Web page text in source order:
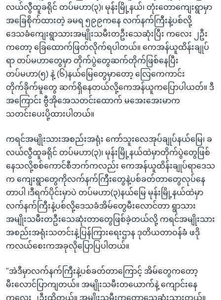
လယ်လွီထူခရိုင် တပ်မဟာ(၃)၊ မုန်းမြို့နယ်၊ တုံးတောကျေးရွာမှာ
အခြေစိုက်ထားတဲ့ ခမရ ၅၉၉ကနေ လက်နက်ကြီးနဲ့ပစ်လို့
ဒေသခံကျေးရွာသားအမျိုးသမီးတဦးသေဆုံးပြီး ကလေး ၂ဦး
ကတော့ ခြေထောက်ဖြတ်လိုက်ရပါတယ်။ ကေအန်ယူထိန်းချုပ်
ရာ တပ်မဟာတွေမှာ တိုက်ပွဲတွေဆက်တိုက်ဖြစ်နေပြီး
တပ်မဟာ(၅) နဲ့ (၆)နယ်မြေတွေမှာတော့ လြေကေကာင်း
တိုက်ခိုက်မူတွေ ဆက်ရှိနေတယ်လို့ကေအန်ယူကပြောပါယတ်။ ဒီ
အကြောင်း ဗွီအိုအေသတင်းထောက် မအေးအေးမာက
သတင်းပေးပို့ထားပါတယ်။
ကရင်အမျိုးသားအစည်းအရုံး ကော်သူးလေအုပ်ချုပ်နယ်မြေ၊ ခ
လယ်လွီထူခရိုင် တပ်မဟာ(၃)၊ မုန်းမြို့နယ်ထဲမှာတိုက်ပွဲတွေဖြစ်
နေသလို့စစ်ကောင်စီဘက်ကလည်း ကေအန်ယူထိန်းချုပ်ရာဒေသ
က ကျေးရွာတွေကိုလက်နက်ကြီးတွေနဲ့ပစ်ခတ်တာတွေလုပ်နေ
တာပါ ၊ဒီရက်ပိုင်းမှာပဲ တပ်မဟာ(၃)နယ်မြေ မုန်းမြို့နယ်ထဲမှာ
လက်နက်ကြီးနဲ့ပစ်လို့ဒေသခံအိမ်တွေမီးလောင်တာ ရွာသား
အမျိုးသမီးတဦးသေဆုံးတာတွေဖြစ်ခဲ့တယ်လို့ ကရင်အမျိုးသား
အစည်းအရုံးသတင်းနဲ့ပြန်ကြားရေးဌာန ဒုတိယတာဝန်ခံ ဖဒို
ကလယ်စေးကအခုလိုပြောပြပါတယ်။
"အဲဒီမှာလက်နက်ကြီးနဲ့ပစ်ခတ်တာကြောင့် အိမ်တွေကတော့
မီးလောင်ပြာကျတယ်။ အမျိုးသမီးတယောက်နဲ့ ကျောင်းနေ
ကလေး ၂ဦးထိတယ်။ အမျိုးသမီးကတော့သေဆုံးသွားတယ်။